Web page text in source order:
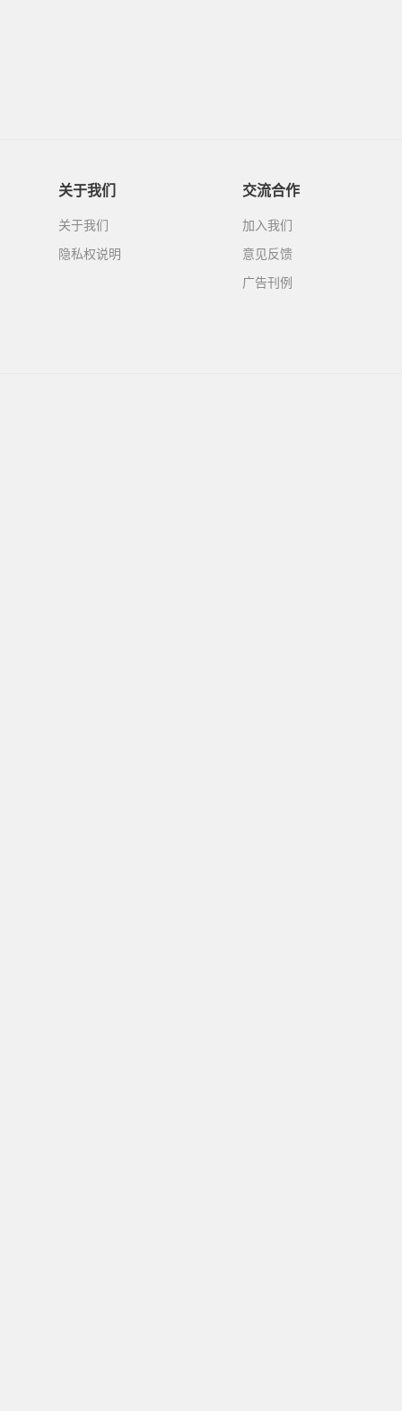
关于我们
关于我们
隐私权说明
交流合作
加入我们
意见反馈
广告刊例